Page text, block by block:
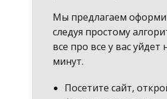
Мы предлагаем
следуя простому
все про все у вас уйдет
минут.
Посетите сайт,